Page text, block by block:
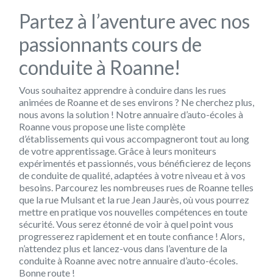
Partez à l’aventure avec nos
passionnants cours de
conduite à Roanne!
Vous souhaitez apprendre à conduire dans les rues
animées de Roanne et de ses environs ? Ne cherchez plus,
nous avons la solution ! Notre annuaire d’auto-écoles à
Roanne vous propose une liste complète
d’établissements qui vous accompagneront tout au long
de votre apprentissage. Grâce à leurs moniteurs
expérimentés et passionnés, vous bénéficierez de leçons
de conduite de qualité, adaptées à votre niveau et à vos
besoins. Parcourez les nombreuses rues de Roanne telles
que la rue Mulsant et la rue Jean Jaurès, où vous pourrez
mettre en pratique vos nouvelles compétences en toute
sécurité. Vous serez étonné de voir à quel point vous
progresserez rapidement et en toute confiance ! Alors,
n’attendez plus et lancez-vous dans l’aventure de la
conduite à Roanne avec notre annuaire d’auto-écoles.
Bonne route !